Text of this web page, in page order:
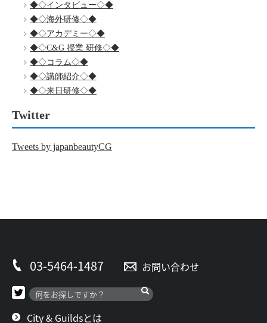
◆◇インタビュー◇◆
◆◇海外研修◇◆
◆◇アカデミー◇◆
◆◇C&G 授業 研修◇◆
◆◇コラム◇◆
◆◇講師紹介◇◆
◆◇来日研修◇◆
Twitter
Tweets by japanbeautyCG
03-5464-1487 お問い合わせ
City & Guildsとは